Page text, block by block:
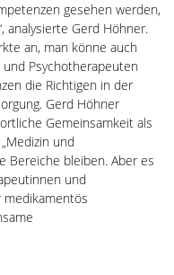
gesehen werden,
analysierte Gerd Höhner.
an, man könne auch
Psychotherapeuten
die Richtigen in der
Gerd Höhner
Gemeinsamkeit als
und
Bereiche bleiben. Aber es
und